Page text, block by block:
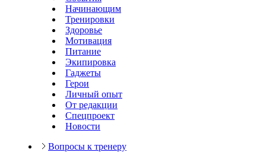
Начинающим
Тренировки
Здоровье
Мотивация
Питание
Экипировка
Гаджеты
Герои
Личный опыт
От редакции
Спецпроект
Новости
Вопросы к тренеру